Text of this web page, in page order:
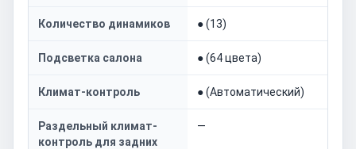
Количество динамиков ● (13)
Подсветка салона ● (64 цвета)
Климат-контроль ● (Автоматический)
Раздельный климат-
контроль для задних
—